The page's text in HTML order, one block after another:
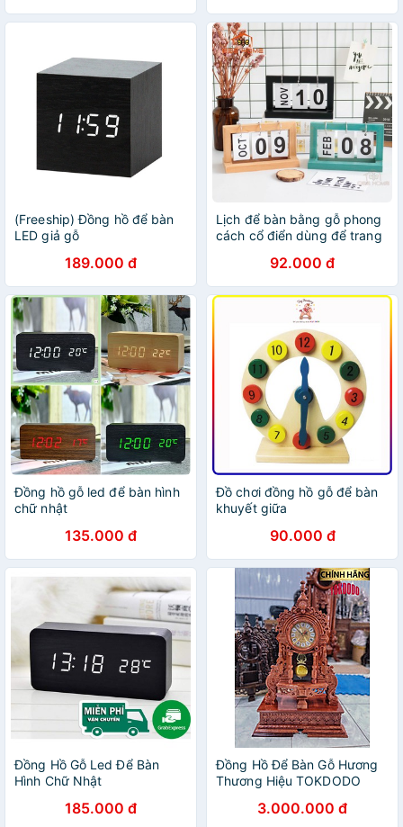
(Freeship) Đồng hồ để bàn
LED giả gỗ
189.000 đ
Lịch để bàn bằng gỗ phong
cách cổ điển dùng để trang
92.000 đ
Đồng hồ gỗ led để bàn hình
chữ nhật
135.000 đ
Đồ chơi đồng hồ gỗ để bàn
khuyết giữa
90.000 đ
Đồng Hồ Gỗ Led Để Bàn
Hình Chữ Nhật
185.000 đ
Đồng Hồ Để Bàn Gỗ Hương
Thương Hiệu TOKDODO
3.000.000 đ